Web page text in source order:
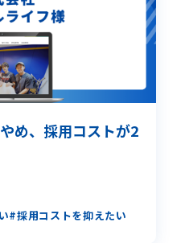
め、採用コストが2
採用コストを抑えたい